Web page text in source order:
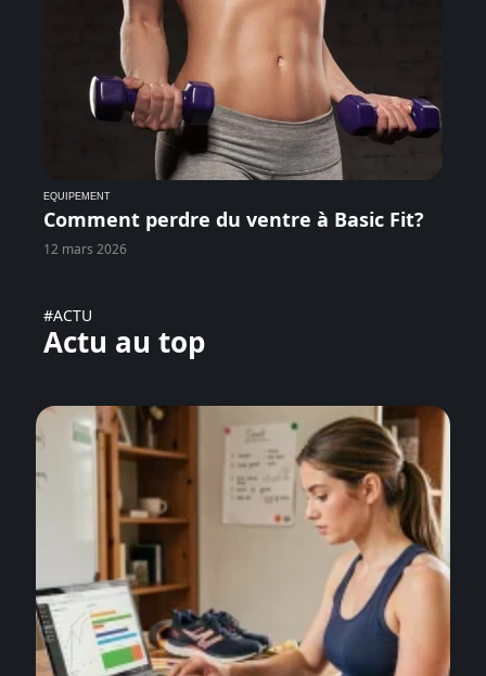
EQUIPEMENT
Comment perdre du ventre à Basic Fit?
12 mars 2026
#ACTU
Actu au top